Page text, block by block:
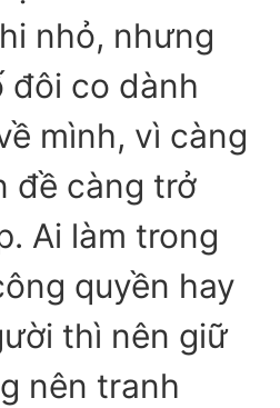
nhỏ, nhưng
đôi co dành
mình, vì càng
đề càng trở
Ai làm trong
quyền hay
thì nên giữ
nên tranh